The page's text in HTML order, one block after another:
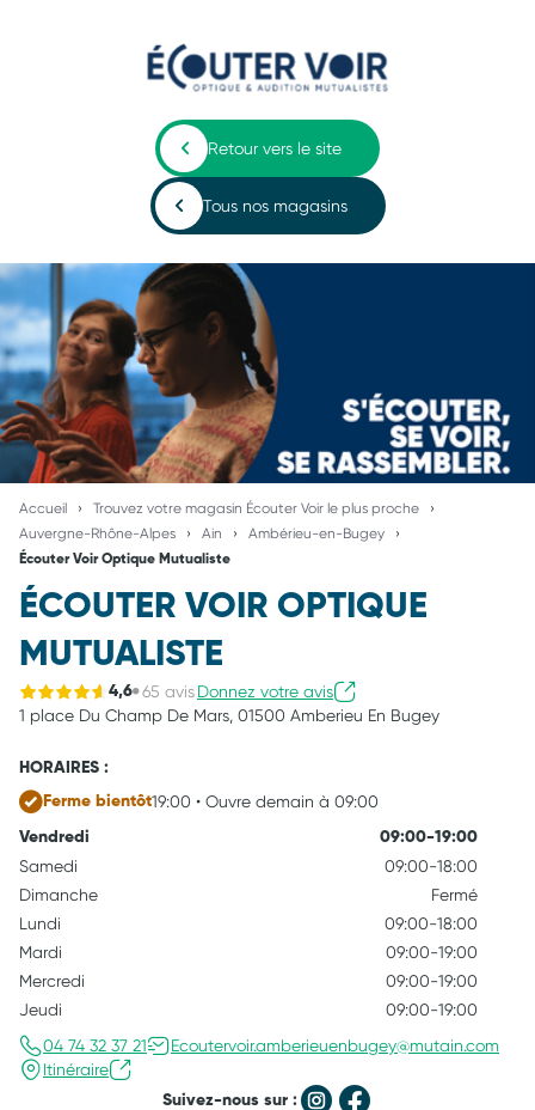
Retour vers le site
Tous nos magasins
Accueil
Trouvez votre magasin Écouter Voir le plus proche
Auvergne-Rhône-Alpes
Ain Ambérieu-en-Bugey
Écouter Voir Optique Mutualiste
ÉCOUTER VOIR OPTIQUE
MUTUALISTE
4,6 65 avisDonnez votre avis
1 place Du Champ De Mars, 01500 Amberieu En Bugey
HORAIRES :
Ferme bientôt19:00 • Ouvre demain à 09:00
Vendredi 09:00-19:00
Samedi
09:00-18:00
Dimanche
Fermé
Lundi
09:00-18:00
Mardi
09:00-19:00
Mercredi
09:00-19:00
Jeudi
09:00-19:00
04 74 32 37 21
Ecoutervoir.amberieuenbugey@mutain.com
Itinéraire
Suivez-nous sur :